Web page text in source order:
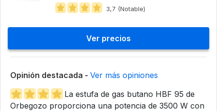
3,7 (Notable)
Ver precios
Opinión destacada - Ver más opiniones
La estufa de gas butano HBF 95 de
Orbegozo proporciona una potencia de 3500 W con